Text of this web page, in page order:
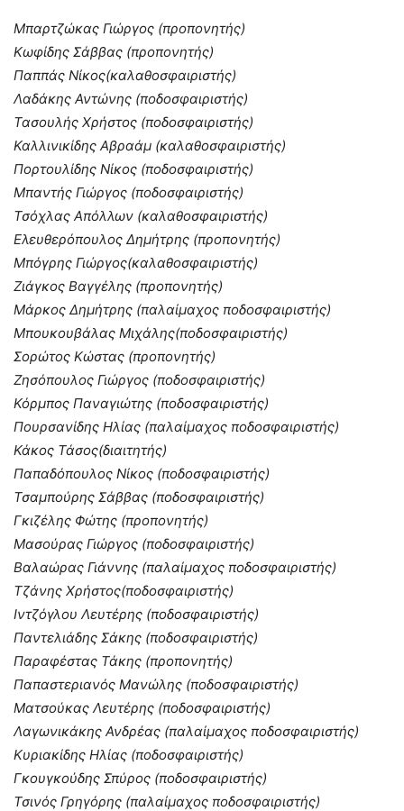
Μπαρτζώκας Γιώργος (προπονητής)
Κωφίδης Σάββας (προπονητής)
Παππάς Νίκος(καλαθοσφαιριστής)
Λαδάκης Αντώνης (ποδοσφαιριστής)
Τασουλής Χρήστος (ποδοσφαιριστής)
Καλλινικίδης Αβραάμ (καλαθοσφαιριστής)
Πορτουλίδης Νίκος (ποδοσφαιριστής)
Μπαντής Γιώργος (ποδοσφαιριστής)
Τσόχλας Απόλλων (καλαθοσφαιριστής)
Ελευθερόπουλος Δημήτρης (προπονητής)
Μπόγρης Γιώργος(καλαθοσφαιριστής)
Ζιάγκος Βαγγέλης (προπονητής)
Μάρκος Δημήτρης (παλαίμαχος ποδοσφαιριστής)
Μπουκουβάλας Μιχάλης(ποδοσφαιριστής)
Σορώτος Κώστας (προπονητής)
Ζησόπουλος Γιώργος (ποδοσφαιριστής)
Κόρμπος Παναγιώτης (ποδοσφαιριστής)
Πουρσανίδης Ηλίας (παλαίμαχος ποδοσφαιριστής)
Κάκος Τάσος(διαιτητής)
Παπαδόπουλος Νίκος (ποδοσφαιριστής)
Τσαμπούρης Σάββας (ποδοσφαιριστής)
Γκιζέλης Φώτης (προπονητής)
Μασούρας Γιώργος (ποδοσφαιριστής)
Βαλαώρας Γιάννης (παλαίμαχος ποδοσφαιριστής)
Τζάνης Χρήστος(ποδοσφαιριστής)
Ιντζόγλου Λευτέρης (ποδοσφαιριστής)
Παντελιάδης Σάκης (ποδοσφαιριστής)
Παραφέστας Τάκης (προπονητής)
Παπαστεριανός Μανώλης (ποδοσφαιριστής)
Ματσούκας Λευτέρης (ποδοσφαιριστής)
Λαγωνικάκης Ανδρέας (παλαίμαχος ποδοσφαιριστής)
Κυριακίδης Ηλίας (ποδοσφαιριστής)
Γκουγκούδης Σπύρος (ποδοσφαιριστής)
Τσινός Γρηγόρης (παλαίμαχος ποδοσφαιριστής)